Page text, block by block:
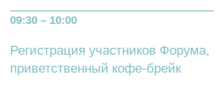
09:30 – 10:00
Регистрация участников Форума,
приветственный кофе-брейк